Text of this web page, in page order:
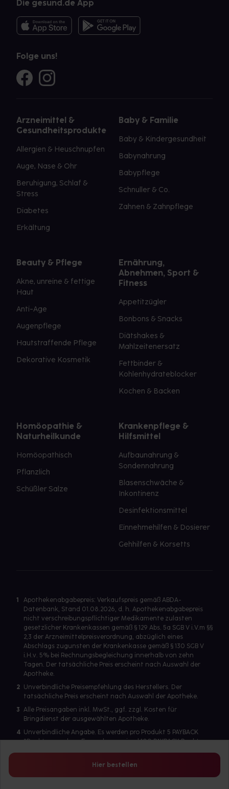
Hier bestellen
Die gesund.de App
Folge uns!
Arzneimittel &
Gesundheitsprodukte
Allergien & Heuschnupfen
Auge, Nase & Ohr
Beruhigung, Schlaf &
Stress
Diabetes
Erkältung
Baby & Familie
Baby & Kindergesundheit
Babynahrung
Babypflege
Schnuller & Co.
Zahnen & Zahnpflege
Beauty & Pflege
Akne, unreine & fettige
Haut
Anti-Age
Augenpflege
Hautstraffende Pflege
Dekorative Kosmetik
Ernährung,
Abnehmen, Sport &
Fitness
Appetitzügler
Bonbons & Snacks
Diätshakes &
Mahlzeitenersatz
Fettbinder &
Kohlenhydrateblocker
Kochen & Backen
Homöopathie &
Naturheilkunde
Homöopathisch
Pflanzlich
Schüßler Salze
Krankenpflege &
Hilfsmittel
Aufbaunahrung &
Sondennahrung
Blasenschwäche &
Inkontinenz
Desinfektionsmittel
Einnehmehilfen & Dosierer
Gehhilfen & Korsetts
1
Apothekenabgabepreis: Verkaufspreis gemäß ABDA-
Datenbank, Stand 01.08.2026, d. h. Apothekenabgabepreis
nicht verschreibungspflichtiger Medikamente zulasten
gesetzlicher Krankenkassen gemäß § 129 Abs. 5a SGB V i.V.m §§
2,3 der Arzneimittelpreisverordnung, abzüglich eines
Abschlags zugunsten der Krankenkasse gemäß § 130 SGB V
i.H.v. 5% bei Rechnungsbegleichung innerhalb von zehn
Tagen. Der tatsächliche Preis erscheint nach Auswahl der
Apotheke.
2 Unverbindliche Preisempfehlung des Herstellers. Der
tatsächliche Preis erscheint nach Auswahl der Apotheke.
3 Alle Preisangaben inkl. MwSt., ggf. zzgl. Kosten für
Bringdienst der ausgewählten Apotheke.
4 Unverbindliche Angabe. Es werden pro Produkt 5 PAYBACK
°Punkte vergeben. Es werden maximal 100 PAYBACK Punkte
abgegebene Artikel werden keine PAYBACK Punkte vergeben.
Es wird ein Benutzerkonto benötigt, um die PAYBACK-